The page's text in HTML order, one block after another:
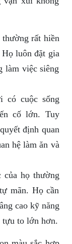
rất hiền
luôn đặt gia
làm việc siêng
có cuộc sống
cố lớn. Tuy
định quan
hệ làm ăn và
của họ thường
mãn. Họ cần
cao kỹ năng
tựu to lớn hơn.